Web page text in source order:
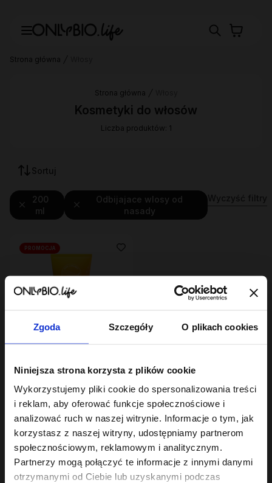
Zgoda Szczegóły O plikach cookies
Niniejsza strona korzysta z plików cookie
Wykorzystujemy pliki cookie do spersonalizowania treści
i reklam, aby oferować funkcje społecznościowe i
analizować ruch w naszej witrynie. Informacje o tym, jak
korzystasz z naszej witryny, udostępniamy partnerom
społecznościowym, reklamowym i analitycznym.
Partnerzy mogą połączyć te informacje z innymi danymi
otrzymanymi od Ciebie lub uzyskanymi podczas
Strona główna
Strona główna
Kosmetyki do włosów
Liczba produktów: 1
Sortuj
200
ml
Odbijajace wlosy od
nasady
Stylizator proteinowy
kręconych 200ml
7,29 zł
Najniższa cena z 30 dni przed
PROMOCJA